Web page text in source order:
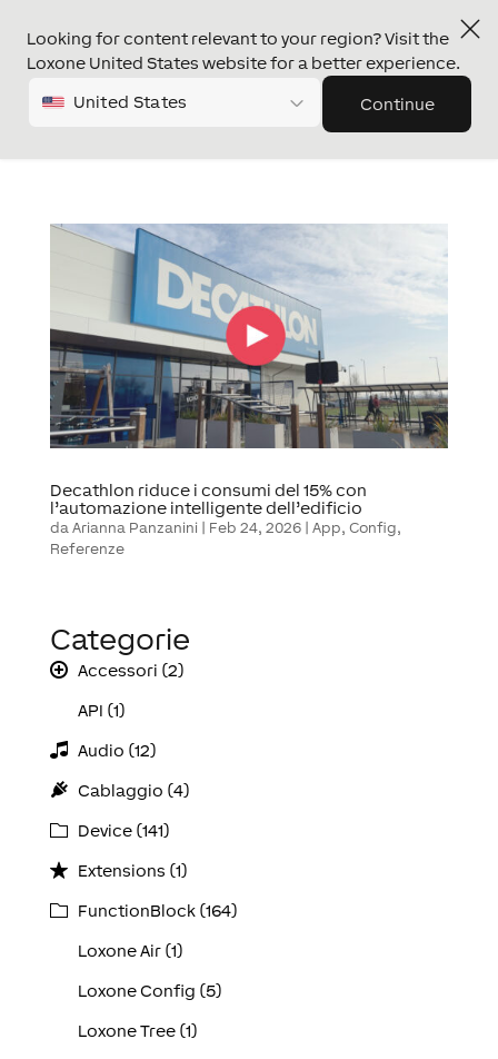
Looking for content relevant to your region? Visit the
Loxone United States website for a better experience.
United States Continue
Decathlon riduce i consumi del 15% con
l’automazione intelligente dell’edificio
da Arianna Panzanini| Feb 24, 2026| App, Config,
Referenze
Categorie
Accessori (2)
API (1)
Audio (12)
Cablaggio (4)
Device (141)
Extensions (1)
FunctionBlock (164)
Loxone Air (1)
Loxone Config (5)
Loxone Tree (1)